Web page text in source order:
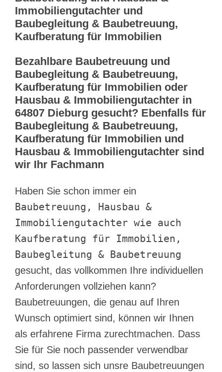
Immobiliengutachter und
Baubegleitung & Baubetreuung,
Kaufberatung für Immobilien
Bezahlbare Baubetreuung und
Baubegleitung & Baubetreuung,
Kaufberatung für Immobilien oder
Hausbau & Immobiliengutachter in
64807 Dieburg gesucht? Ebenfalls für
Baubegleitung & Baubetreuung,
Kaufberatung für Immobilien und
Hausbau & Immobiliengutachter sind
wir Ihr Fachmann
Haben Sie schon immer ein
Baubetreuung, Hausbau &
Immobiliengutachter wie auch
Kaufberatung für Immobilien,
Baubegleitung & Baubetreuung
gesucht, das vollkommen Ihre individuellen
Anforderungen vollziehen kann?
Baubetreuungen, die genau auf Ihren
Wunsch optimiert sind, können wir Ihnen
als erfahrene Firma zurechtmachen. Dass
Sie für Sie noch passender verwendbar
sind, so lassen sich unsre Baubetreuungen